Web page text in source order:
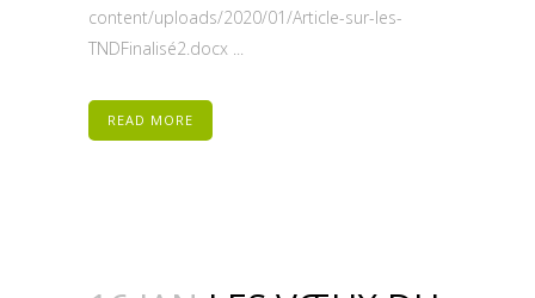
content/uploads/2020/01/Article-sur-les-
TNDFinalisé2.docx ...
READ MORE